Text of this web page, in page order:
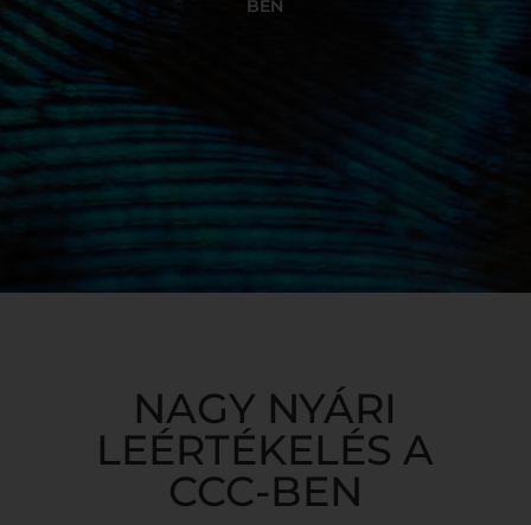
BEN
NAGY NYÁRI
LEÉRTÉKELÉS A
CCC-BEN